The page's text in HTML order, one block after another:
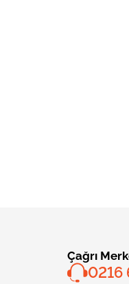
Çağrı
0216